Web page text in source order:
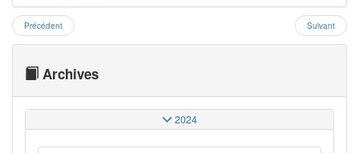
Précédent Suivant
Archives
2024